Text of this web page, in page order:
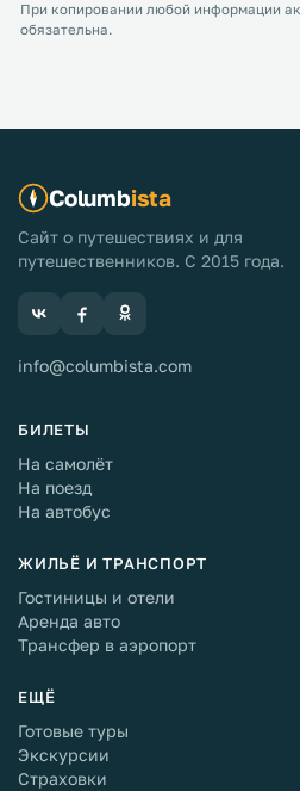
При копировании любой информации
обязательна.
Columbista
Сайт о путешествиях и для
путешественников. С 2015 года.
info@columbista.com
БИЛЕТЫ
На самолёт
На поезд
На автобус
ЖИЛЬЁ И ТРАНСПОРТ
Гостиницы и отели
Аренда авто
Трансфер в аэропорт
ЕЩЁ
Готовые туры
Экскурсии
Страховки